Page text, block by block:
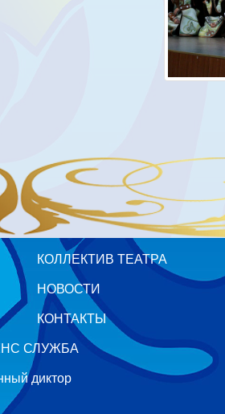
КОЛЛЕКТИВ ТЕАТРА
НОВОСТИ
КОНТАКТЫ
СЛУЖБА
диктор